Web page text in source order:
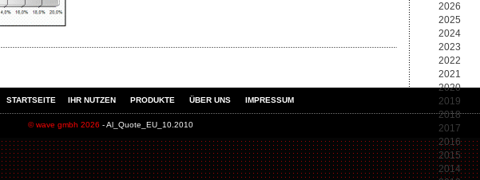
2026
2025
2024
2023
2022
2021
2020
2019
2018
2017
2016
2015
2014
STARTSEITE IHR NUTZEN PRODUKTE ÜBER UNS IMPRESSUM
© wave gmbh 2026 - Al_Quote_EU_10.2010